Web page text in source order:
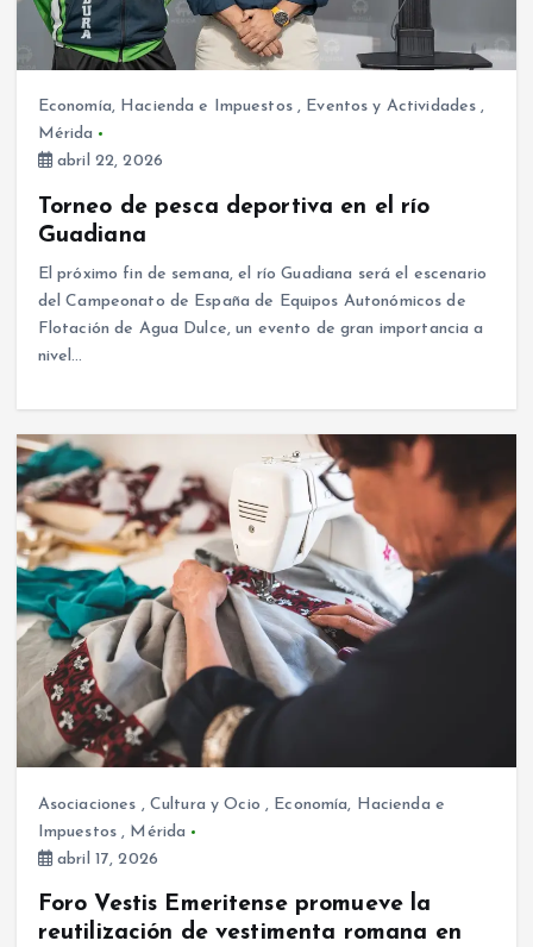
Economía, Hacienda e Impuestos, Eventos y Actividades ,
Mérida
abril 22, 2026
Torneo de pesca deportiva en el río
Guadiana
El próximo fin de semana, el río Guadiana será el escenario
del Campeonato de España de Equipos Autonómicos de
Flotación de Agua Dulce, un evento de gran importancia a
nivel…
Asociaciones , Cultura y Ocio , Economía, Hacienda e
Impuestos, Mérida
abril 17, 2026
Foro Vestis Emeritense promueve la
reutilización de vestimenta romana en